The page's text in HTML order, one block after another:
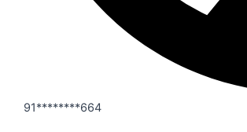
91********664